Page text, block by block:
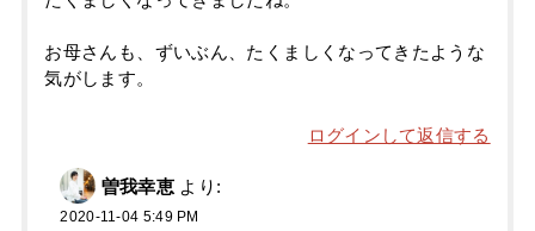
お母さんも、ずいぶん、たくましくなってきたような
気がします。
ログインして返信する
曽我幸恵 より:
2020-11-04 5:49 PM